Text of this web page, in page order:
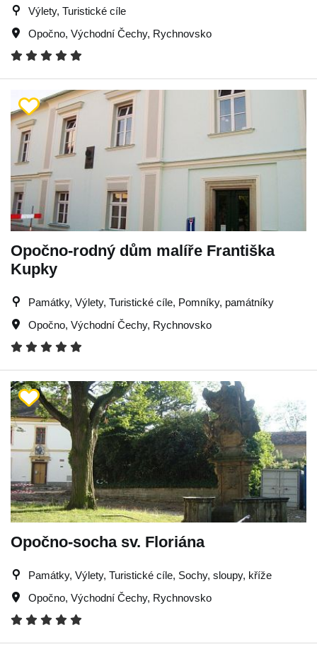
Výlety, Turistické cíle
Opočno, Východní Čechy, Rychnovsko
Opočno-rodný dům malíře Františka
Kupky
Památky, Výlety, Turistické cíle, Pomníky, památníky
Opočno, Východní Čechy, Rychnovsko
Opočno-socha sv. Floriána
Památky, Výlety, Turistické cíle, Sochy, sloupy, kříže
Opočno, Východní Čechy, Rychnovsko